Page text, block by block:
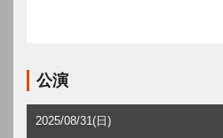
公演
2025/08/31(日)